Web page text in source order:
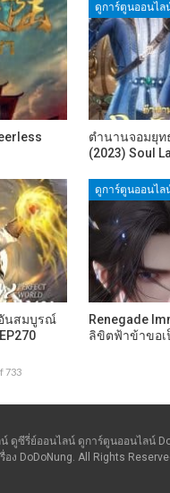
ดูการ์ตูนออนไล
ตำนานจอมยุท
(2023) Soul
นสมบูรณ์
ดูการ์ตูนออนไล
Renegade
ลิขิตฟ้าข้าขอ
733
ดูซีรี่ย์ออนไลน์ ดูการ์ตูนออนไลน์
รื่อง DoDoNung. All Rights